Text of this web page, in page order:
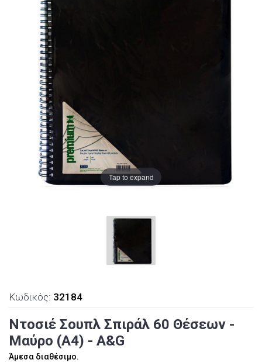
Tap to expand
Κωδικός: 32184
Ντοσιέ Σουπλ Σπιράλ 60 Θέσεων -
Μαύρο (Α4) - A&G
Άμεσα διαθέσιμο.